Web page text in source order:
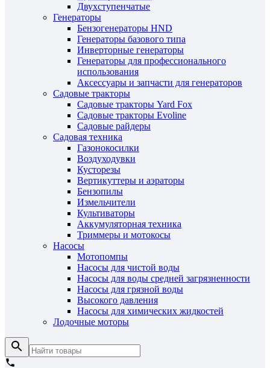
Двухступенчатые
Генераторы
Бензогенераторы HND
Генераторы базового типа
Инверторные генераторы
Генераторы для профессионального
использования
Аксессуары и запчасти для генераторов
Садовые тракторы
Садовые тракторы Yard Fox
Садовые тракторы Evoline
Садовые райдеры
Садовая техника
Газонокосилки
Воздуходувки
Кусторезы
Вертикуттеры и аэраторы
Бензопилы
Измельчители
Культиваторы
Аккумуляторная техника
Триммеры и мотокосы
Насосы
Мотопомпы
Насосы для чистой воды
Насосы для воды средней загрязненности
Насосы для грязной воды
Высокого давления
Насосы для химических жидкостей
Лодочные моторы